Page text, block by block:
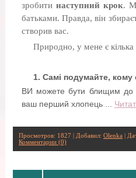
зробити наступний крок.
батьками. Правда, він
створив вас.
Природно, у мене є кілька
1. Самі подумайте, кому
ВИ можете бути блищим до
ваш перший хлопець
Просмотров: 1827 | Добавил: Olenka |
Комментарии (0)